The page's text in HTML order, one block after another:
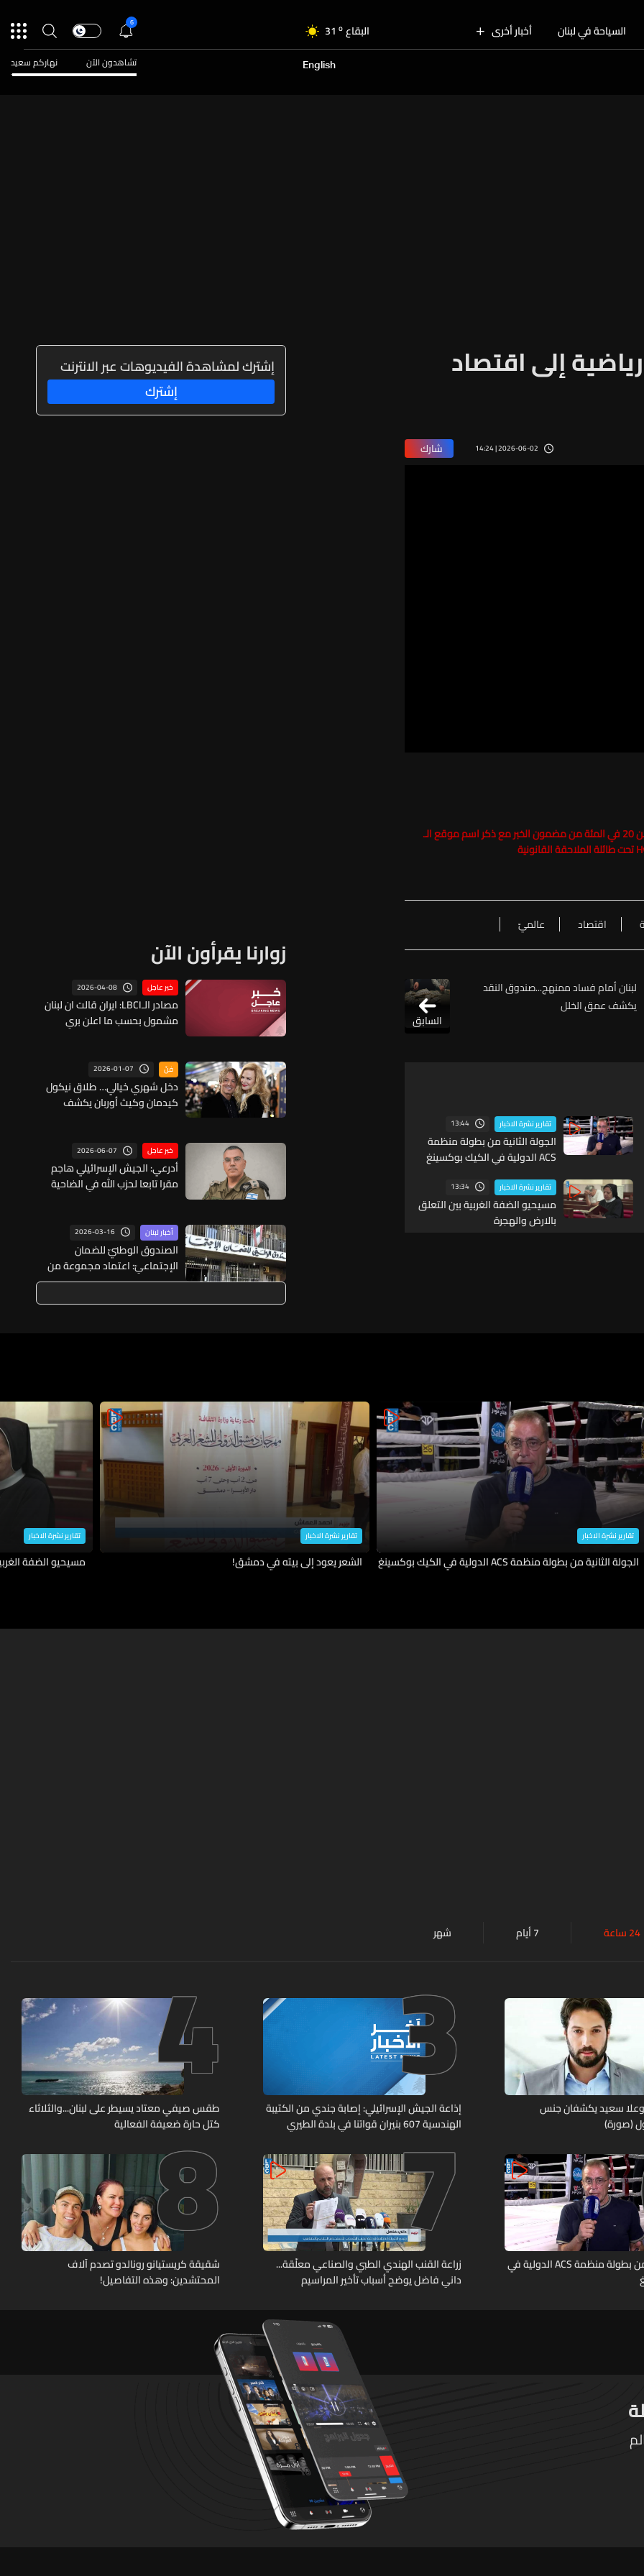
السياحة في لبنان أخبار أخرى البقاع 31 o
الجنوب 29o
31
6
English تشاهدون الآن نهاركم سعيد
إلى اقتصاد
2026-06-02 | 14:24 شارك
حفاظاً على حقوق الملكية الفكرية يرجى عدم نسخ ما يزيد عن 20 في المئة من مضمون الخبر مع ذكر اسم موقع الـ
اقتصاد عالميّ
لبنان أمام فساد ممنهج...صندوق النقد
يكشف عمق الخلل
السابق
تقارير نشرة الاخبار 13:44
الجولة الثانية من بطولة منظمة
ACS الدولية في الكيك بوكسينغ
تقارير نشرة الاخبار 13:34
مسيحيو الضفة الغربية بين التعلق
بالارض والهجرة
إشترك لمشاهدة الفيديوهات عبر الانترنت
إشترك
زوارنا يقرأون الآن
خبر عاجل 2026-04-08
مصادر الـLBCI: ايران قالت ان لبنان
مشمول بحسب ما اعلن بري
تتعلق بلبنان لكن الرئيس عون
يواصل اتصالاته لجلاء الموقف
والثابت ان لبنان الرسمي هو الجهة
التي تفاوض ولا اي جهة اخرى
فنّ 2026-01-07
دخل شهري خيالي… طلاق نيكول
كيدمان وكيث أوربان يكشف
خبر عاجل 2026-06-07
أدرعي: الجيش الإسرائيلي هاجم
مقرا تابعا لحزب الله في الضاحية
أخبار لبنان 2026-03-16
الصندوق الوطنيّ للضمان
الإجتماعيّ: اعتماد مجموعة من
الإجراءات التنظيميّة لتسهيل إنجاز
تقارير نشرة الاخبار
الجولة الثانية من بطولة منظمة ACS الدولية في الكيك بوكسينغ
تقارير نشرة الاخبار
الشعر يعود إلى بيته في دمشق!
تقارير نشرة الاخبار
مسيحيو الضفة
24 ساعة 7 أيام شهر
سعيد يكشفان جنس
(صورة)
3
إذاعة الجيش الإسرائيلي: إصابة جندي من الكتيبة
الهندسية 607 بنيران قواتنا في بلدة الطيري
4
طقس صيفي معتاد يسيطر على لبنان...والثلاثاء
كتل حارة ضعيفة الفعالية
الجولة الثانية من بطولة منظمة ACS الدولية في
7
زراعة القنب الهندي الطبي والصناعي معلّقة...
داني فاضل يوضح أسباب تأخير المراسيم
8
شقيقة كريستيانو رونالدو تصدم آلاف
المحتشدين: وهذه التفاصيل!